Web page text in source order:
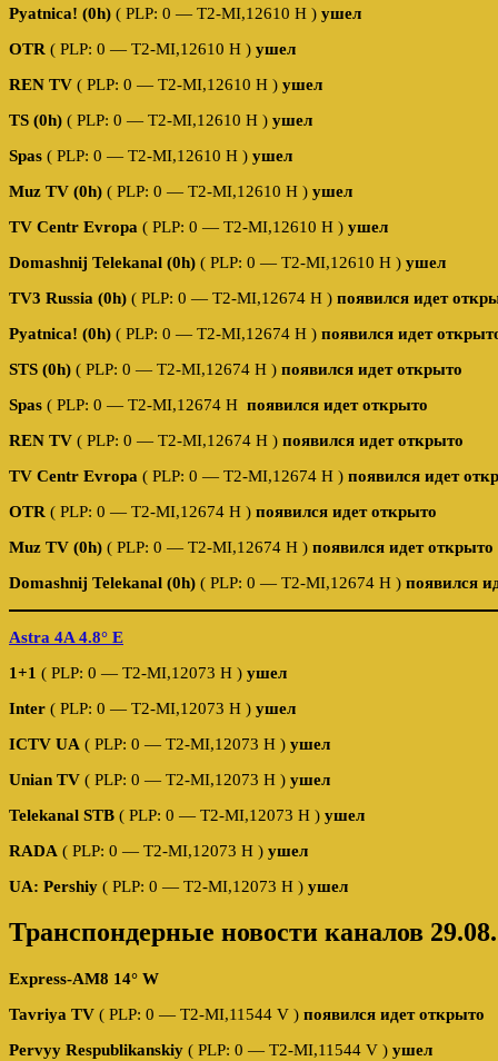
Pyatnica! (0h) ( PLP: 0 — T2-MI,12610 Н ) ушел
OTR ( PLP: 0 — T2-MI,12610 Н ) ушел
REN TV ( PLP: 0 — T2-MI,12610 Н ) ушел
TS (0h) ( PLP: 0 — T2-MI,12610 Н ) ушел
Spas ( PLP: 0 — T2-MI,12610 Н ) ушел
Muz TV (0h) ( PLP: 0 — T2-MI,12610 Н ) ушел
TV Centr Evropa ( PLP: 0 — T2-MI,12610 Н ) ушел
Domashnij Telekanal (0h) ( PLP: 0 — T2-MI,12610 Н ) ушел
TV3 Russia (0h) ( PLP: 0 — T2-MI,12674 Н ) появился идет
Pyatnica! (0h) ( PLP: 0 — T2-MI,12674 Н ) появился идет
STS (0h) ( PLP: 0 — T2-MI,12674 Н ) появился идет открыто
Spas ( PLP: 0 — T2-MI,12674 Н появился идет открыто
REN TV ( PLP: 0 — T2-MI,12674 Н ) появился идет открыто
TV Centr Evropa ( PLP: 0 — T2-MI,12674 Н ) появился идет
OTR ( PLP: 0 — T2-MI,12674 Н ) появился идет открыто
Muz TV (0h) ( PLP: 0 — T2-MI,12674 Н ) появился идет открыто
Domashnij Telekanal (0h) ( PLP: 0 — T2-MI,12674 Н ) появился
Astra 4A 4.8° E
1+1 ( PLP: 0 — T2-MI,12073 H ) ушел
Inter ( PLP: 0 — T2-MI,12073 H ) ушел
ICTV UA ( PLP: 0 — T2-MI,12073 H ) ушел
Unian TV ( PLP: 0 — T2-MI,12073 H ) ушел
Telekanal STB ( PLP: 0 — T2-MI,12073 H ) ушел
RADA ( PLP: 0 — T2-MI,12073 H ) ушел
UA: Pershiy ( PLP: 0 — T2-MI,12073 H ) ушел
Транспондерные новости каналов
Express-AM8 14° W
Tavriya TV ( PLP: 0 — T2-MI,11544 V ) появился идет открыто
Pervyy Respublikanskiy ( PLP: 0 — T2-MI,11544 V ) ушел